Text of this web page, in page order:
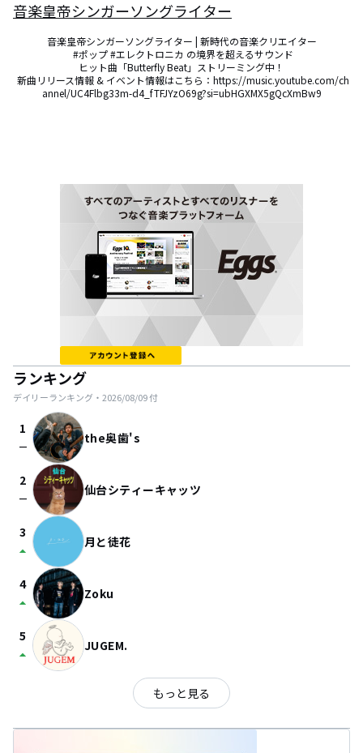
音楽皇帝シンガーソングライター
音楽皇帝シンガーソングライター | 新時代の音楽クリエイター
ヒット曲「Butterfly Beat」ストリーミング中！
annel/UC4Flbg33m-d4_fTFJYzO69g?si=ubHGXMX5gQcXmBw9
ランキング
デイリーランキング・ 2026/08/09付
1
check_indeterminate_small the奥歯's
2
check_indeterminate_small 仙台シティーキャッツ
3
arrow_drop_up 月と徒花
4
arrow_drop_up Zoku
5
arrow_drop_up JUGEM.
もっと見る